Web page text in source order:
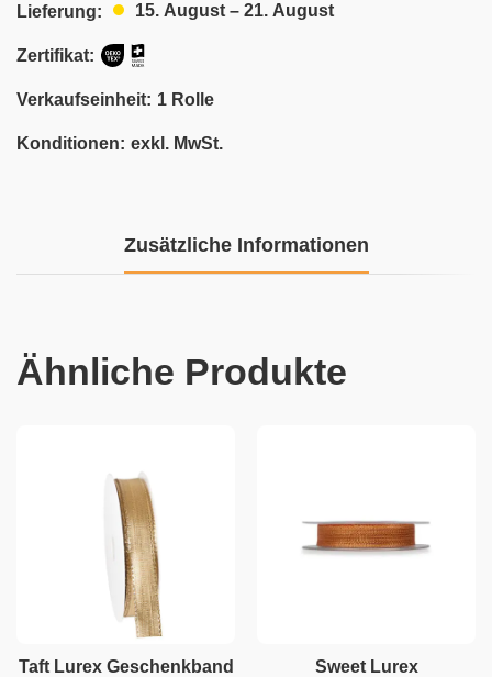
Lieferung: 15. August – 21. August
Zertifikat:
Verkaufseinheit: 1 Rolle
Konditionen: exkl. MwSt.
Zusätzliche Informationen
Ähnliche Produkte
Taft Lurex Geschenkband
Sweet Lurex